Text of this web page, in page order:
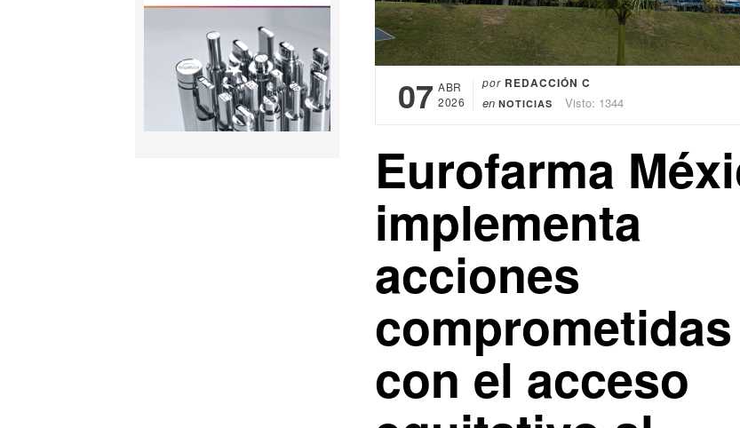
07 ABR
2026
por REDACCIÓN C
en NOTICIAS Visto: 1344
Eurofarma
implementa
acciones
comprometidas
con el acceso